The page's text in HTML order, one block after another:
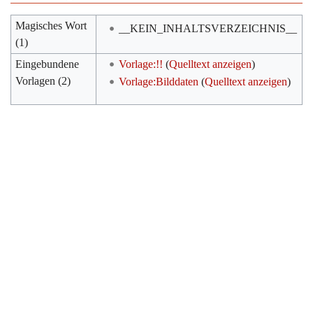
Magisches Wort
(1)
__KEIN_INHALTSVERZEICHNIS__
Eingebundene
Vorlagen (2)
Vorlage:!! (Quelltext anzeigen)
Vorlage:Bilddaten (Quelltext anzeigen)